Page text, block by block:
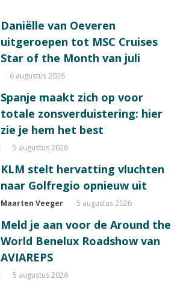
Daniëlle van Oeveren
uitgeroepen tot MSC Cruises
Star of the Month van juli
6 augustus 2026
Spanje maakt zich op voor
totale zonsverduistering: hier
zie je hem het best
5 augustus 2026
KLM stelt hervatting vluchten
naar Golfregio opnieuw uit
Maarten Veeger 5 augustus 2026
Meld je aan voor de Around the
World Benelux Roadshow van
AVIAREPS
5 augustus 2026